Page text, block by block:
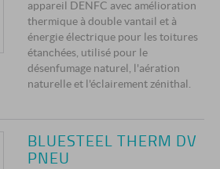
appareil DENFC avec amélioration
thermique à double vantail et à
énergie électrique pour les toitures
étanchées, utilisé pour le
désenfumage naturel, l'aération
naturelle et l'éclairement zénithal.
BLUESTEEL THERM DV
PNEU